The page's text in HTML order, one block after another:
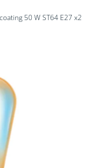
50 W ST64 E27 x2